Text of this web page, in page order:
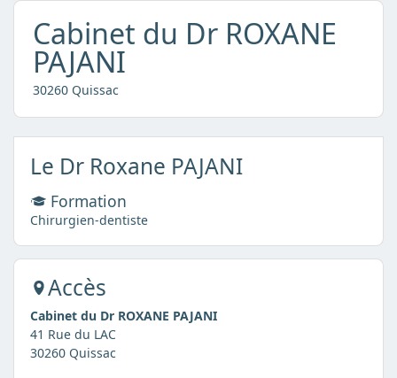
Cabinet du Dr ROXANE
PAJANI
30260 Quissac
Le Dr Roxane PAJANI
Formation
Chirurgien-dentiste
Accès
Cabinet du Dr ROXANE PAJANI
41 Rue du LAC
30260 Quissac